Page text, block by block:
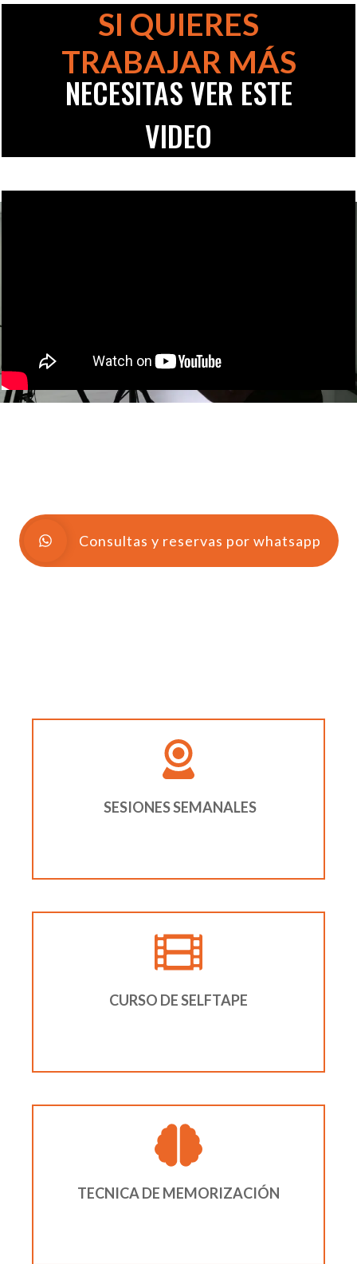
SI QUIERES
TRABAJAR MÁS
NECESITAS VER ESTE
VIDEO
Consultas y reservas por whatsapp
SESIONES SEMANALES
CURSO DE SELFTAPE
TECNICA DE MEMORIZACIÓN